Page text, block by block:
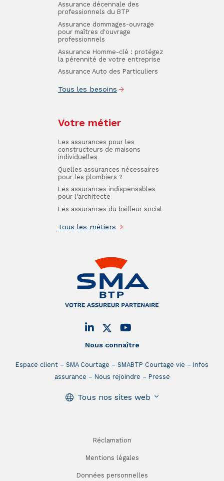
Nous connaître
Espace client SMA Courtage SMABTP Courtage vie
Infos
assurance
Nous rejoindre Presse
Tous nos sites web
Assurance décennale des
professionnels du BTP
Assurance dommages-ouvrage
pour maîtres d'ouvrage
professionnels
Assurance Homme-clé : protégez
la pérennité de votre entreprise
Assurance Auto des Particuliers
Tous les besoins
Votre métier
Les assurances pour les
constructeurs de maisons
individuelles
Quelles assurances nécessaires
pour les plombiers ?
Les assurances indispensables
pour l'architecte
Les assurances du bailleur social
Tous les métiers
Réclamation
Mentions légales
Données personnelles